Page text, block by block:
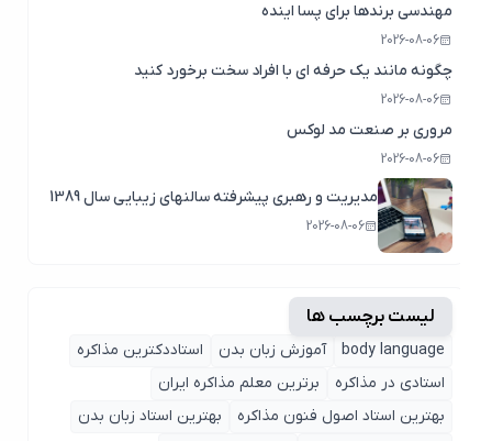
مهندسی برندها برای پسا اینده
2026-08-06
چگونه مانند یک حرفه ای با افراد سخت برخورد کنید
2026-08-06
مروری بر صنعت مد لوکس
2026-08-06
مدیریت و رهبری پیشرفته سالنهای زیبایی سال 1389
2026-08-06
لیست برچسب ها
body language آموزش زبان بدن
استاددکترین مذاکره
استادی در مذاکره
برترین معلم مذاکره ایران
بهترین استاد اصول ‌فنون مذاکره
بهترین استاد زبان بدن